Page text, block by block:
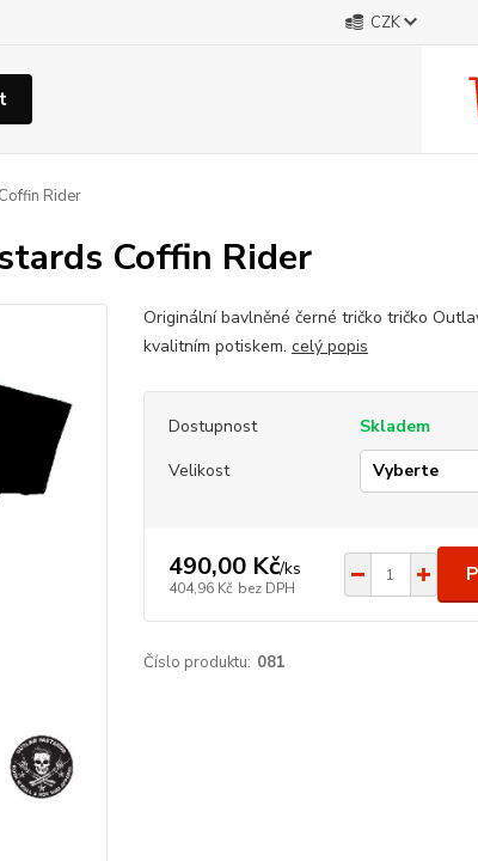
CZK
Rider
Coffin Rider
Originální bavlněné černé tričko tričko
kvalitním potiskem. celý popis
Dostupnost
Skladem
Velikost
490,00 Kč/ks
404,96 Kč bez DPH
Číslo produktu: 081